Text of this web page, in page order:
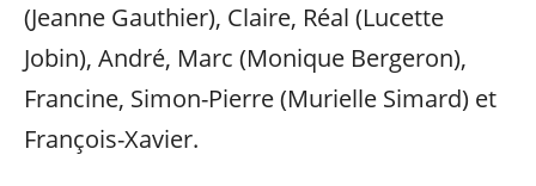
(Jeanne Gauthier), Claire, Réal (Lucette
Jobin), André, Marc (Monique Bergeron),
Francine, Simon-Pierre (Murielle Simard) et
François-Xavier.